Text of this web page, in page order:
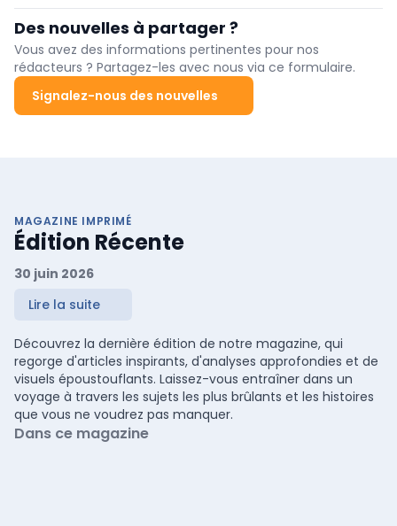
Des nouvelles à partager ?
Vous avez des informations pertinentes pour nos
rédacteurs ? Partagez-les avec nous via ce formulaire.
Signalez-nous des nouvelles
MAGAZINE IMPRIMÉ
Édition Récente
30 juin 2026
Lire la suite
Découvrez la dernière édition de notre magazine, qui
regorge d'articles inspirants, d'analyses approfondies et de
visuels époustouflants. Laissez-vous entraîner dans un
voyage à travers les sujets les plus brûlants et les histoires
que vous ne voudrez pas manquer.
Dans ce magazine